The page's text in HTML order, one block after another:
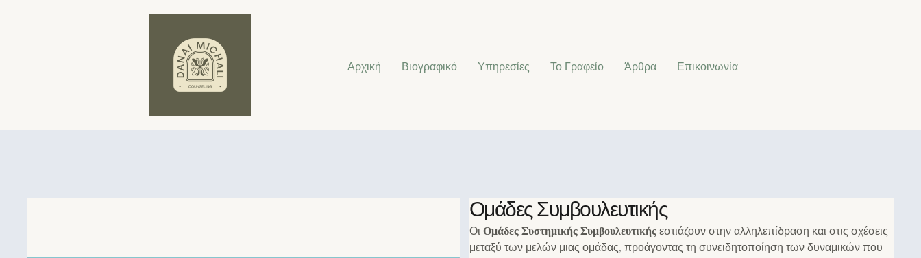
Αρχική Βιογραφικό Υπηρεσίες Το Γραφείο Άρθρα Επικοινωνία
Ομάδες Συμβουλευτικής
Οι Ομάδες Συστημικής Συμβουλευτικής εστιάζουν στην αλληλεπίδραση και στις σχέσεις
μεταξύ των μελών μιας ομάδας, προάγοντας τη συνειδητοποίηση των δυναμικών που